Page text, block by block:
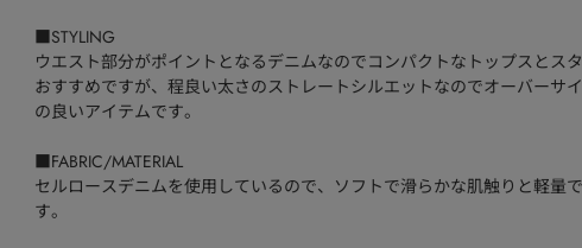
■STYLING
ウエスト部分がポイントとなるデニムなのでコンパクトなトップスとス
おすすめですが、程良い太さのストレートシルエットなのでオーバーサ
の良いアイテムです。
■FABRIC/MATERIAL
セルロースデニムを使用しているので、ソフトで滑らかな肌触りと軽量
す。